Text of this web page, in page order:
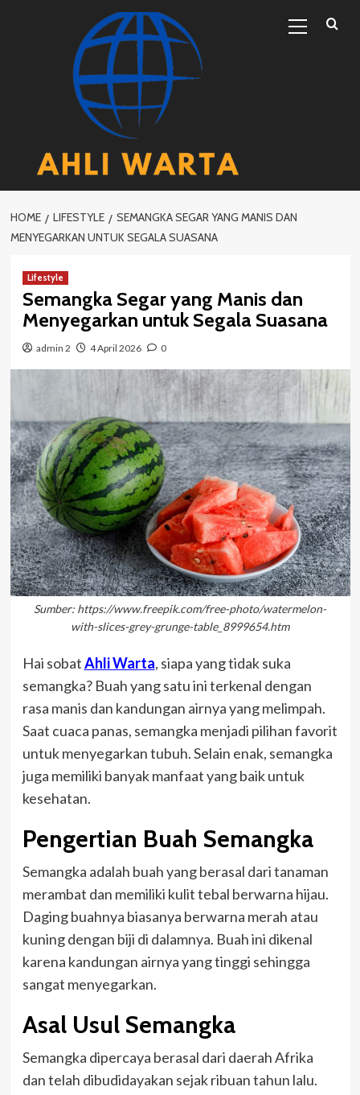
Menu
HOME LIFESTYLE
SEMANGKA SEGAR YANG MANIS DAN
MENYEGARKAN UNTUK SEGALA SUASANA
Lifestyle
Semangka Segar yang Manis dan
Menyegarkan untuk Segala Suasana
admin 2 4 April 2026 0
Sumber: https://www.freepik.com/free-photo/watermelon-
with-slices-grey-grunge-table_8999654.htm
Hai sobatAhli Warta, siapa yang tidak suka
semangka? Buah yang satu ini terkenal dengan
rasa manis dan kandungan airnya yang melimpah.
Saat cuaca panas, semangka menjadi pilihan favorit
untuk menyegarkan tubuh. Selain enak, semangka
juga memiliki banyak manfaat yang baik untuk
kesehatan.
Pengertian Buah Semangka
Semangka adalah buah yang berasal dari tanaman
merambat dan memiliki kulit tebal berwarna hijau.
Daging buahnya biasanya berwarna merah atau
kuning dengan biji di dalamnya. Buah ini dikenal
karena kandungan airnya yang tinggi sehingga
sangat menyegarkan.
Asal Usul Semangka
Semangka dipercaya berasal dari daerah Afrika
dan telah dibudidayakan sejak ribuan tahun lalu.